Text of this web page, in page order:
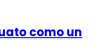
como un